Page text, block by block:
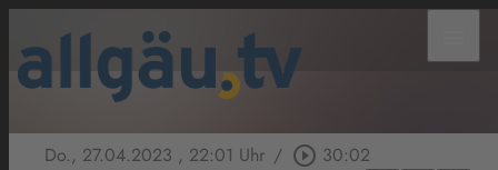
Do., 27.04.2023 , 22:01 Uhr / play_circle_outline 30:02